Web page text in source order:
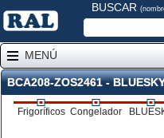
BUSCAR
MENÚ
BCA208-ZOS2461 -
Frigoríficos Congelador